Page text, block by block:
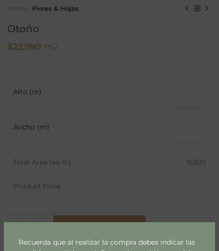
Recuerda que al realizar la compra debes indicar las
Inicio Flores & Hojas
Otoño
$22.990 m2
.
Alto (m)
Ancho (m)
Total Area (sq m) 0,000
Product Price